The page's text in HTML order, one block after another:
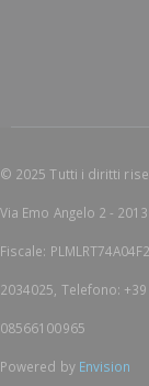
© 2025 Tutti i diritti
Via Emo Angelo 2 -
Fiscale:
2034025, Telefono:
08566100965
Powered by Envision